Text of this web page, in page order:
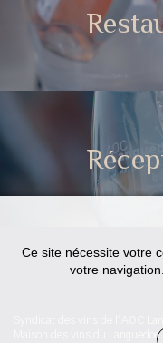
Maison des vins du Languedoc
Ce site nécessite votre
votre navigation.